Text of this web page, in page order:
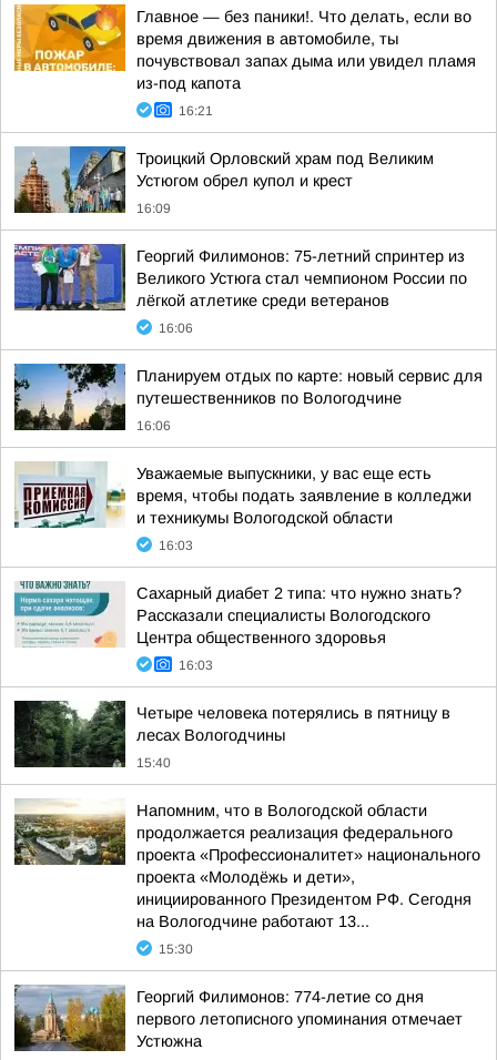
Главное — без паники!. Что делать, если во
время движения в автомобиле, ты
почувствовал запах дыма или увидел пламя
из-под капота
16:21
Троицкий Орловский храм под Великим
Устюгом обрел купол и крест
16:09
Георгий Филимонов: 75-летний спринтер из
Великого Устюга стал чемпионом России по
лёгкой атлетике среди ветеранов
16:06
Планируем отдых по карте: новый сервис для
путешественников по Вологодчине
16:06
Уважаемые выпускники, у вас еще есть
время, чтобы подать заявление в колледжи
и техникумы Вологодской области
16:03
Сахарный диабет 2 типа: что нужно знать?
Рассказали специалисты Вологодского
Центра общественного здоровья
16:03
Четыре человека потерялись в пятницу в
лесах Вологодчины
15:40
Напомним, что в Вологодской области
продолжается реализация федерального
проекта «Профессионалитет» национального
проекта «Молодёжь и дети»,
инициированного Президентом РФ. Сегодня
на Вологодчине работают 13...
15:30
Георгий Филимонов: 774-летие со дня
первого летописного упоминания отмечает
Устюжна